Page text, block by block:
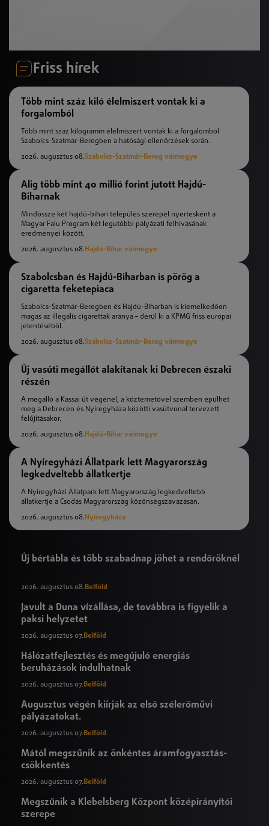
Friss hírek
Több mint száz kiló élelmiszert vontak ki a
forgalomból
Több mint száz kilogramm élelmiszert vontak ki a forgalomból
Szabolcs-Szatmár-Beregben a hatósági ellenőrzések során.
2026. augusztus 08.Szabolcs-Szatmár-Bereg vármegye
Alig több mint 40 millió forint jutott Hajdú-
Biharnak
Mindössze két hajdú-bihari település szerepel nyertesként a
Magyar Falu Program két legutóbbi pályázati felhívásának
eredményei között.
2026. augusztus 08. Hajdú-Bihar vármegye
Szabolcsban és Hajdú-Biharban is pörög a
cigaretta feketepiaca
Szabolcs-Szatmár-Beregben és Hajdú-Biharban is kiemelkedően
magas az illegális cigaretták aránya – derül ki a KPMG friss európai
jelentéséből.
2026. augusztus 08.Szabolcs-Szatmár-Bereg vármegye
Új vasúti megállót alakítanak ki Debrecen északi
részén
A megálló a Kassai út végénél, a köztemetővel szemben épülhet
meg a Debrecen és Nyíregyháza közötti vasútvonal tervezett
felújításakor.
2026. augusztus 08. Hajdú-Bihar vármegye
A Nyíregyházi Állatpark lett Magyarország
legkedveltebb állatkertje
A Nyíregyházi Állatpark lett Magyarország legkedveltebb
állatkertje a Csodás Magyarország közönségszavazásán.
2026. augusztus 08. Nyíregyháza
Új bértábla és több szabadnap jöhet a rendőröknél
2026. augusztus 08.Belföld
Javult a Duna vízállása, de továbbra is figyelik a
paksi helyzetet
2026. augusztus 07.Belföld
Hálózatfejlesztés és megújuló energiás
beruházások indulhatnak
2026. augusztus 07.Belföld
Augusztus végén kiírják az első szélerőművi
pályázatokat.
2026. augusztus 07.Belföld
Mától megszűnik az önkéntes áramfogyasztás-
csökkentés
2026. augusztus 07.Belföld
Megszűnik a Klebelsberg Központ középirányítói
szerepe